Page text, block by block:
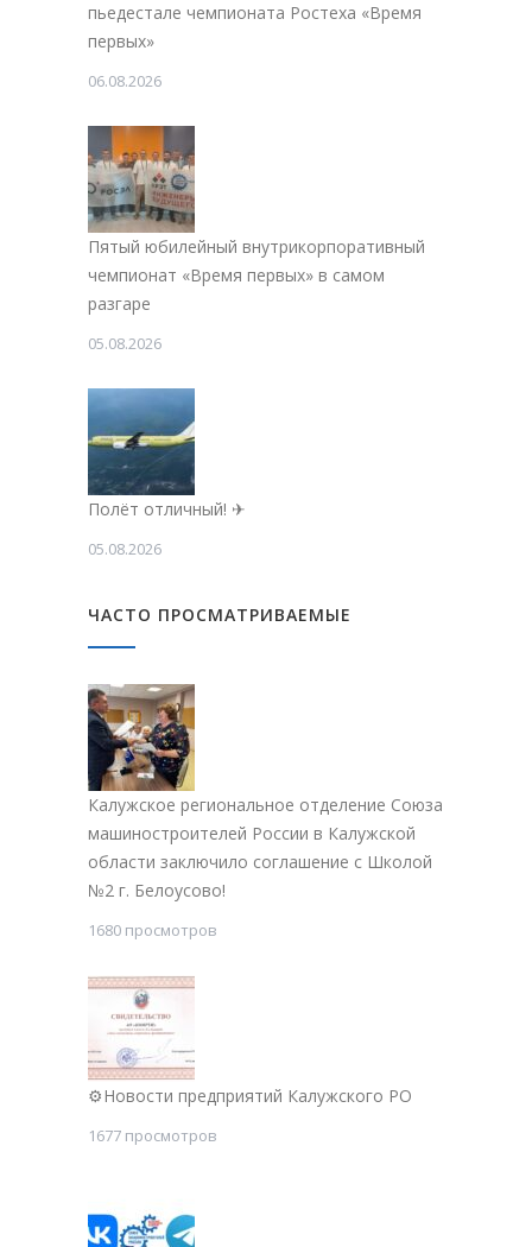
пьедестале чемпионата Ростеха «Время
первых»
06.08.2026
Пятый юбилейный внутрикорпоративный
чемпионат «Время первых» в самом
разгаре
05.08.2026
Полёт отличный! ✈
05.08.2026
ЧАСТО ПРОСМАТРИВАЕМЫЕ
Калужское региональное отделение Союза
машиностроителей России в Калужской
области заключило соглашение с Школой
№2 г. Белоусово!
1680 просмотров
⚙Новости предприятий Калужского РО
1677 просмотров